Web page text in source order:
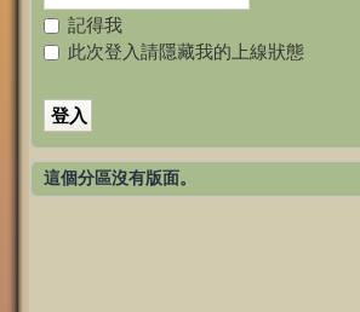
記得我
此次登入請隱藏我的上線狀態
這個分區沒有版面。